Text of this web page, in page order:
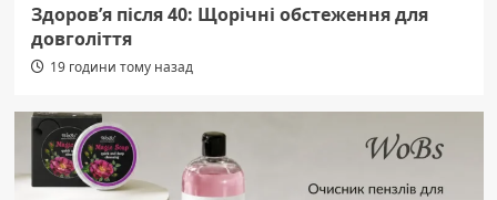
Здоров’я після 40: Щорічні обстеження для
довголіття
19 години тому назад